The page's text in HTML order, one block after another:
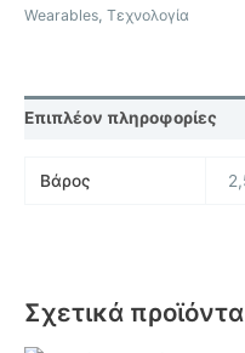
Wearables, Τεχνολογία
Επιπλέον πληροφορίες
Βάρος
Σχετικά προϊόντα